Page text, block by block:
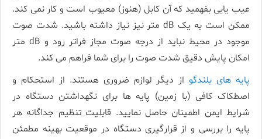
عیب­ یابی بفهمید که آن کابل (هنوز) معیوب است و کار نمی­ کند.
ممکن است به یک dB متر نیز نیاز داشته باشید. شدت صوت
موجود در محیط نباید از درجه صوت مجاز فراتر رود و dB متر
امکان پایش دقیق شدت صوت را برای شما فراهم می­ کند.
پایه­ های بلندگو از دیگر لوازم ضروری هستند. از استحکام و
اصطکاک کافی (با زمین) پایه­ ها برای نگه­داشتن دستگاه در
شرایط ایمن اطمینان حاصل نمایید. قابلیت تنظیم جداگانه هر
پایه را بررسی و از قرارگیری دستگاه در موقعیت بهینه مطمئن